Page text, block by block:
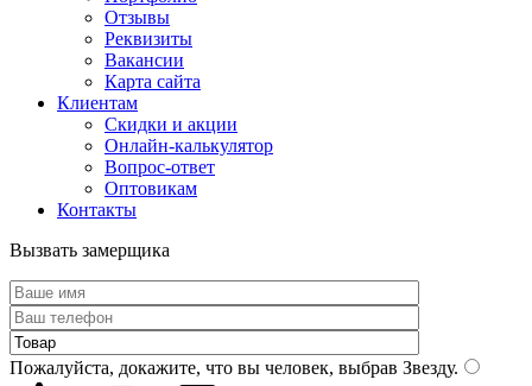
Отзывы
Реквизиты
Вакансии
Карта сайта
Клиентам
Скидки и акции
Онлайн-калькулятор
Вопрос-ответ
Оптовикам
Контакты
Вызвать замерщика
Пожалуйста, докажите, что вы человек, выбрав Звезду.